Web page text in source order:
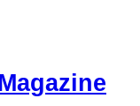
Magazine